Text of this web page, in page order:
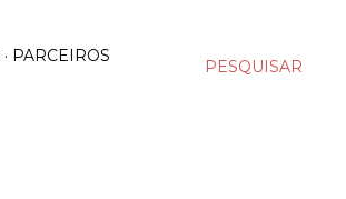
PESQUISAR
PARCEIROS